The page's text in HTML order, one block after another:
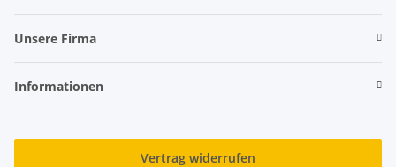
Unsere Firma
Informationen
Vertrag widerrufen